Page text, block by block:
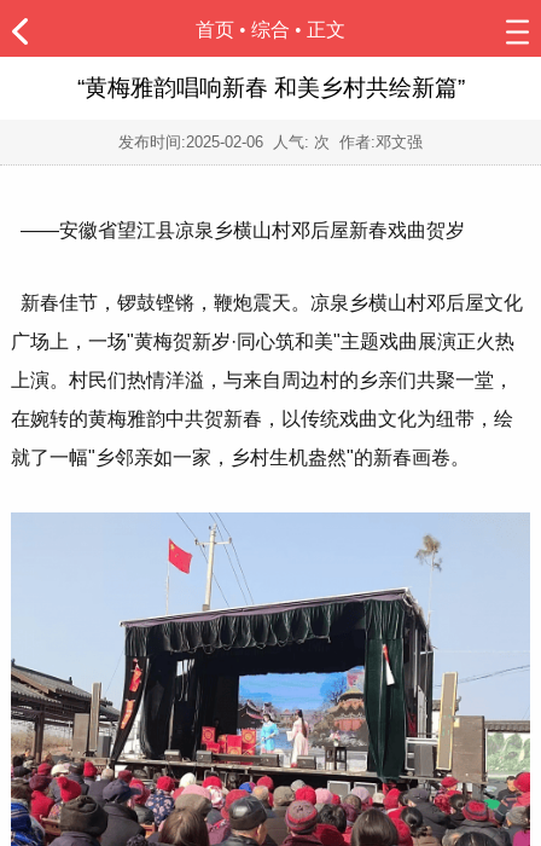
首页 • 综合 • 正文
“黄梅雅韵唱响新春 和美乡村共绘新篇”
发布时间:2025-02-06 人气: 次 作者:邓文强
——安徽省望江县凉泉乡横山村邓后屋新春戏曲贺岁
新春佳节，锣鼓铿锵，鞭炮震天。凉泉乡横山村邓后屋文化
广场上，一场"黄梅贺新岁·同心筑和美"主题戏曲展演正火热
上演。村民们热情洋溢，与来自周边村的乡亲们共聚一堂，
在婉转的黄梅雅韵中共贺新春，以传统戏曲文化为纽带，绘
就了一幅"乡邻亲如一家，乡村生机盎然"的新春画卷。